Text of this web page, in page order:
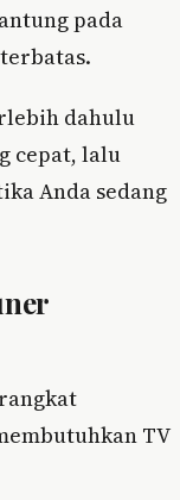
pada
dahulu
cepat, lalu
Anda sedang
TV